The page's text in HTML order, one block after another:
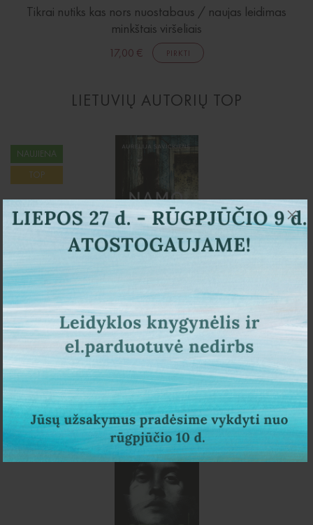
Tikrai nutiks kas nors nuostabaus / naujas leidimas
minkštais viršeliais
17,00 € PIRKTI
LIETUVIŲ AUTORIŲ TOP
NAUJIENA
TOP
Namo šnabždesiai
15,00 € PIRKTI
NETRUKUS PASIRODYS
REZERVUOK